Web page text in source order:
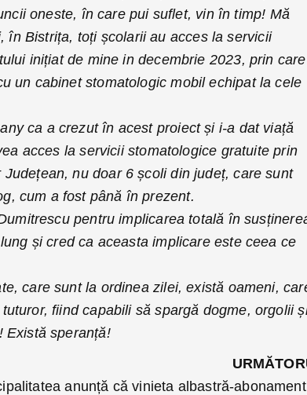
oneste, în care pui suflet, vin în timp! Mă
în Bistrița, toți școlarii au acces la servicii
inițiat de mine in decembrie 2023, prin care
un cabinet stomatologic mobil echipat la cele
ca a crezut în acest proiect și i-a dat viață
acces la servicii stomatologice gratuite prin
nu doar 6 școli din județ, care sunt
cum a fost până în prezent.
pentru implicarea totală în
și cred ca aceasta implicare este ceea ce
care sunt la ordinea zilei, există oameni,
fiind capabili să spargă dogme, orgolii
Există speranță!